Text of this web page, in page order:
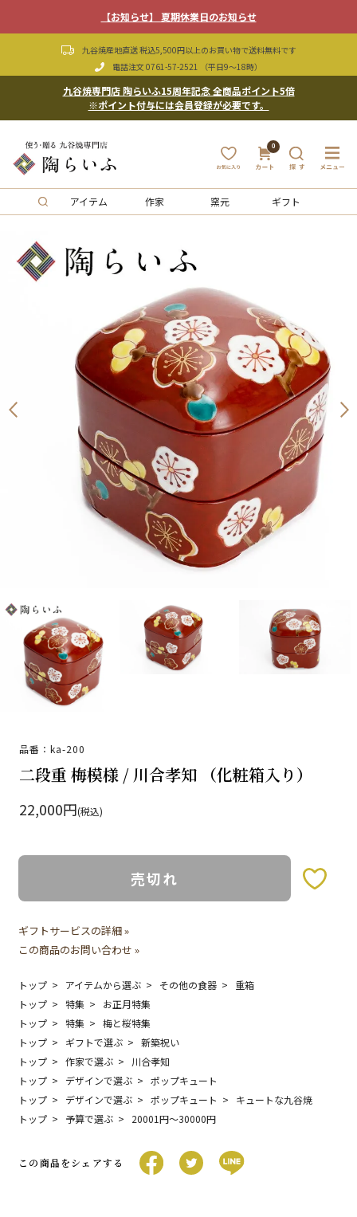
【お知らせ】 夏期休業日のお知らせ
九谷焼産地直送 税込5,500円以上のお買い物で送料無料です
電話注文 0761-57-2521 （平日9〜18時）
九谷焼専門店 陶らいふ15周年記念 全商品ポイント5倍
※ポイント付与には会員登録が必要です。
0
アイテム 作家 窯元 ギフト
品番：ka-200
二段重 梅模様 / 川合孝知 （化粧箱入り）
22,000円(税込)
売切れ
ギフトサービスの詳細 »
この商品のお問い合わせ »
トップ アイテムから選ぶ その他の食器
重箱
トップ
特集
お正月特集
トップ
特集
梅と桜特集
トップ
ギフトで選ぶ
新築祝い
トップ
作家で選ぶ
川合孝知
トップ
デザインで選ぶ
ポップキュート
トップ
デザインで選ぶ ポップキュート
キュートな九谷焼
トップ
予算で選ぶ 20001円〜30000円
この商品をシェアする